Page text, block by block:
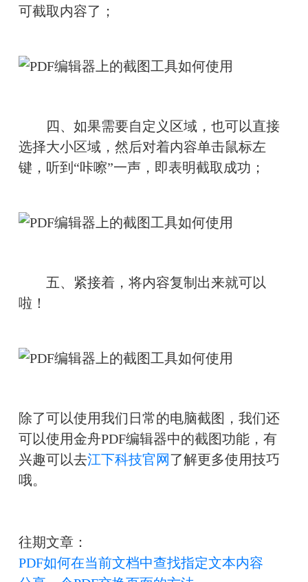
可截取内容了；
四、如果需要自定义区域，也可以直接
选择大小区域，然后对着内容单击鼠标左
键，听到“咔嚓”一声，即表明截取成功；
五、紧接着，将内容复制出来就可以
啦！
除了可以使用我们日常的电脑截图，我们还
可以使用金舟PDF编辑器中的截图功能，有
兴趣可以去江下科技官网了解更多使用技巧
哦。
往期文章：
PDF如何在当前文档中查找指定文本内容